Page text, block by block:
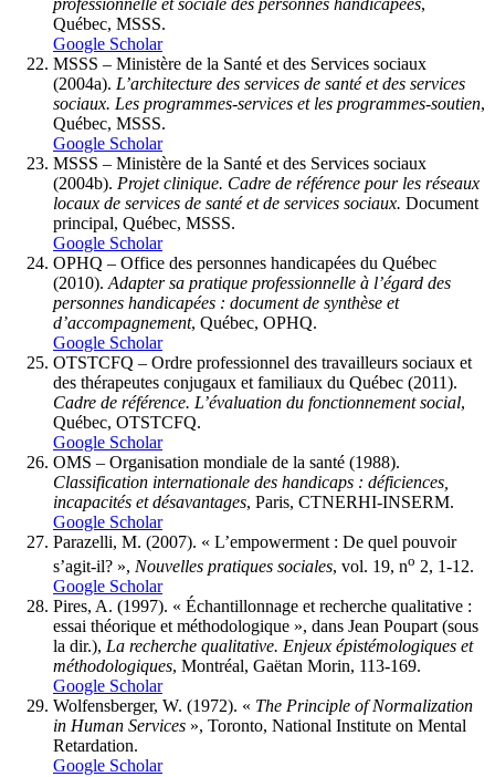
Québec, MSSS.
Google Scholar
MSSS – Ministère de la Santé et des Services sociaux
(2004a). L’architecture des services de santé et des services
sociaux. Les programmes-services et les programmes-soutien,
Québec, MSSS.
Google Scholar
MSSS – Ministère de la Santé et des Services sociaux
(2004b). Projet clinique. Cadre de référence pour les réseaux
locaux de services de santé et de services sociaux. Document
principal, Québec, MSSS.
Google Scholar
OPHQ – Office des personnes handicapées du Québec
(2010). Adapter sa pratique professionnelle à l’égard des
personnes handicapées : document de synthèse et
d’accompagnement, Québec, OPHQ.
Google Scholar
OTSTCFQ – Ordre professionnel des travailleurs sociaux et
des thérapeutes conjugaux et familiaux du Québec (2011).
Cadre de référence. L’évaluation du fonctionnement social,
Québec, OTSTCFQ.
Google Scholar
OMS – Organisation mondiale de la santé (1988).
Classification internationale des handicaps : déficiences,
incapacités et désavantages, Paris, CTNERHI-INSERM.
Google Scholar
Parazelli, M. (2007). « L’empowerment : De quel pouvoir
s’agit-il? », Nouvelles pratiques sociales, vol. 19, no 2, 1-12.
Google Scholar
Pires, A. (1997). « Échantillonnage et recherche qualitative :
essai théorique et méthodologique », dans Jean Poupart (sous
la dir.), La recherche qualitative. Enjeux épistémologiques et
méthodologiques, Montréal, Gaëtan Morin, 113-169.
Google Scholar
Wolfensberger, W. (1972). « The Principle of Normalization
in Human Services », Toronto, National Institute on Mental
Retardation.
Google Scholar